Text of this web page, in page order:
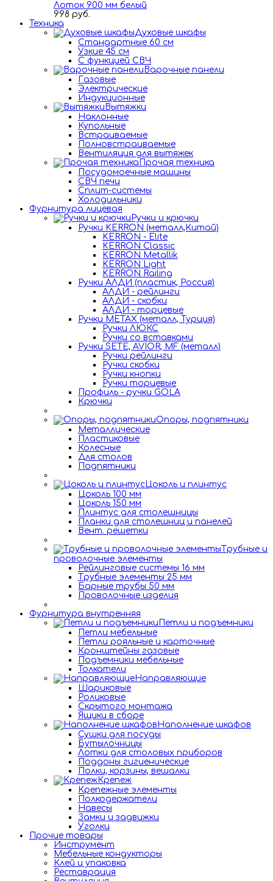
Лоток 900 мм белый
998 руб.
Техника
Духовые шкафы
Стандартные 60 см
Узкие 45 см
С функцией СВЧ
Варочные панели
Газовые
Электрические
Индукционные
Вытяжки
Наклонные
Купольные
Встраиваемые
Полновстраиваемые
Вентиляция для вытяжек
Прочая техника
Посудомоечные машины
СВЧ печи
Сплит-системы
Холодильники
Фурнитура лицевая
Ручки и крючки
Ручки KERRON (металл,Китай)
KERRON - Elite
KERRON Classic
KERRON Metallik
KERRON Light
KERRON Railing
Ручки АЛДИ (пластик, Россия)
АЛДИ - рейлинги
АЛДИ - скобки
АЛДИ - торцевые
Ручки METAX (металл, Турция)
Ручки ЛЮКС
Ручки со вставками
Ручки SETE, AVIOR, MF (металл)
Ручки рейлинги
Ручки скобки
Ручки кнопки
Ручки торцевые
Профиль - ручки GOLA
Крючки
Опоры, подпятники
Металлические
Пластиковые
Колесные
Для столов
Подпятники
Цоколь и плинтус
Цоколь 100 мм
Цоколь 150 мм
Плинтус для столешницы
Планки для столешниц и панелей
Вент. решетки
Трубные и
проволочные элементы
Рейлинговые системы 16 мм
Трубные элементы 25 мм
Барные трубы 50 мм
Проволочные изделия
Фурнитура внутренняя
Петли и подъемники
Петли мебельные
Петли рояльные и карточные
Кронштейны газовые
Подъемники мебельные
Толкатели
Направляющие
Шариковые
Роликовые
Скрытого монтажа
Ящики в сборе
Наполнение шкафов
Сушки для посуды
Бутылочницы
Лотки для столовых приборов
Поддоны гигиенические
Полки, корзины, вешалки
Крепеж
Крепежные элементы
Полкодержатели
Навесы
Замки и задвижки
Уголки
Прочие товары
Инструмент
Мебельные кондукторы
Клей и упаковка
Реставрация